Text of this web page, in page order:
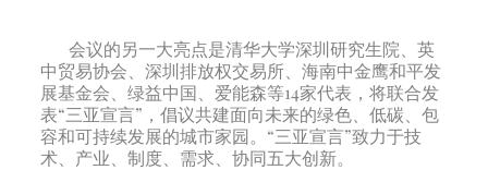
会议的另一大亮点是清华大学深圳研究生院、英
中贸易协会、深圳排放权交易所、海南中金鹰和平发
展基金会、绿益中国、爱能森等14家代表，将联合发
表“三亚宣言”，倡议共建面向未来的绿色、低碳、包
容和可持续发展的城市家园。“三亚宣言”致力于技
术、产业、制度、需求、协同五大创新。